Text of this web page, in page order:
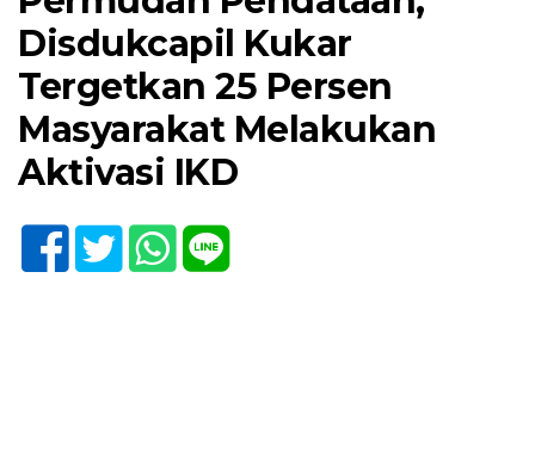
Disdukcapil Kukar
Tergetkan 25 Persen
Masyarakat Melakukan
Aktivasi IKD